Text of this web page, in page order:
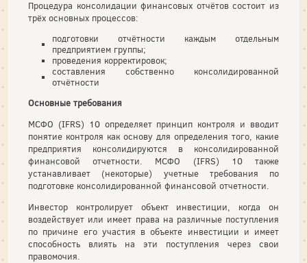
Процедура консолидации финансовых отчётов состоит из
трёх основных процессов:
подготовки отчётности каждым отдельным
предприятием группы;
проведения корректировок;
составления собственно консолидированной
отчётности
Основные требования
МСФО (IFRS) 10 определяет принцип контроля и вводит
понятие контроля как основу для определения того, какие
предприятия консолидируются в консолидированной
финансовой отчетности. МСФО (IFRS) 10 также
устанавливает (некоторые) учетные требования по
подготовке консолидированной финансовой отчетности.
Инвестор контролирует объект инвестиции, когда он
воздействует или имеет права на различные поступления
по причине его участия в объекте инвестиции и имеет
способность влиять на эти поступления через свои
правомочия.